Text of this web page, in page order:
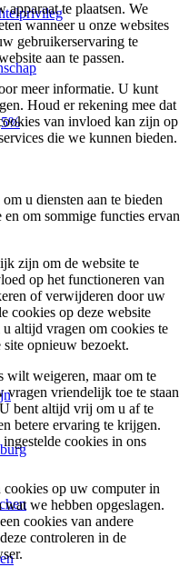
te plaatsen. We
wanneer u onze websites
gebruikerservaring te
aan te passen.
meer informatie. U kunt
Houd er rekening mee dat
van invloed kan zijn op
die we kunnen bieden.
u diensten aan te bieden
om sommige functies ervan
zijn om de website te
op het functioneren van
of verwijderen door uw
cookies op deze website
altijd vragen om cookies te
site opnieuw bezoekt.
wilt weigeren, maar om te
vriendelijk toe te staan
bent altijd vrij om u af te
betere ervaring te krijgen.
cookies in ons
cookies op uw computer in
we hebben opgeslagen.
cookies van andere
controleren in de